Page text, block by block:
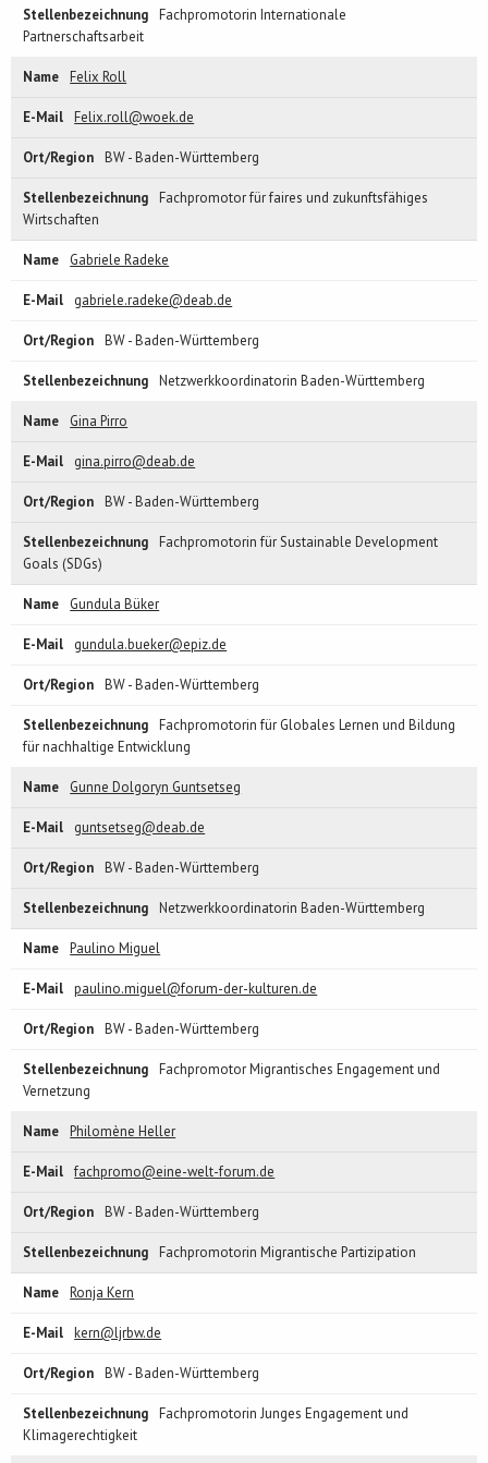
Fachpromotorin Internationale
Partnerschaftsarbeit
Felix Roll
Felix.roll@woek.de
BW - Baden-Württemberg
Fachpromotor für faires und zukunftsfähiges
Wirtschaften
Gabriele Radeke
gabriele.radeke@deab.de
BW - Baden-Württemberg
Netzwerkkoordinatorin Baden-Württemberg
Gina Pirro
gina.pirro@deab.de
BW - Baden-Württemberg
Fachpromotorin für Sustainable Development
Goals (SDGs)
Gundula Büker
gundula.bueker@epiz.de
BW - Baden-Württemberg
Fachpromotorin für Globales Lernen und Bildung
für nachhaltige Entwicklung
Gunne Dolgoryn Guntsetseg
guntsetseg@deab.de
BW - Baden-Württemberg
Netzwerkkoordinatorin Baden-Württemberg
Paulino Miguel
paulino.miguel@forum-der-kulturen.de
BW - Baden-Württemberg
Fachpromotor Migrantisches Engagement und
Vernetzung
Philomène Heller
fachpromo@eine-welt-forum.de
BW - Baden-Württemberg
Fachpromotorin Migrantische Partizipation
Ronja Kern
kern@ljrbw.de
BW - Baden-Württemberg
Fachpromotorin Junges Engagement und
Klimagerechtigkeit